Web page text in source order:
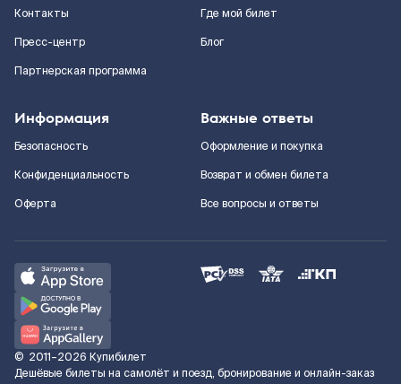
Контакты
Пресс-центр
Партнерская программа
Где мой билет
Блог
Информация
Безопасность
Конфиденциальность
Оферта
Важные ответы
Оформление и покупка
Возврат и обмен билета
Все вопросы и ответы
© 2011–2026 Купибилет
Дешёвые билеты на самолёт и поезд, бронирование и онлайн-заказ